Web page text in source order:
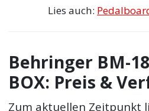
Lies auch:
Behringer BM-
BOX: Preis &
Zum aktuellen Zeitpunkt